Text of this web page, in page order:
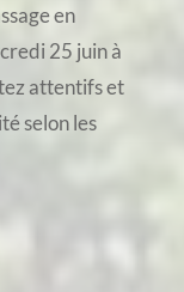
en
25 juin à
attentifs et
selon les